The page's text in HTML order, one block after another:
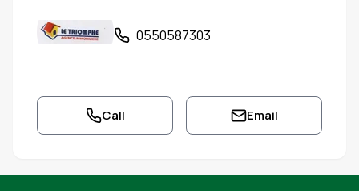
0550587303
Call Email